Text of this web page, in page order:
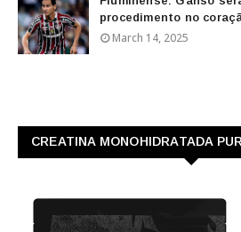
procedimento no
March 14, 2025
CREATINA MONOHIDRATADA